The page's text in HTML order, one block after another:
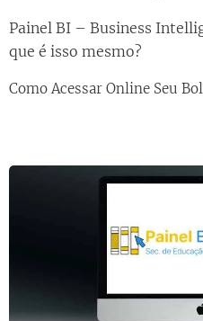
Painel BI – Business
que é isso mesmo?
Como Acessar Online Seu